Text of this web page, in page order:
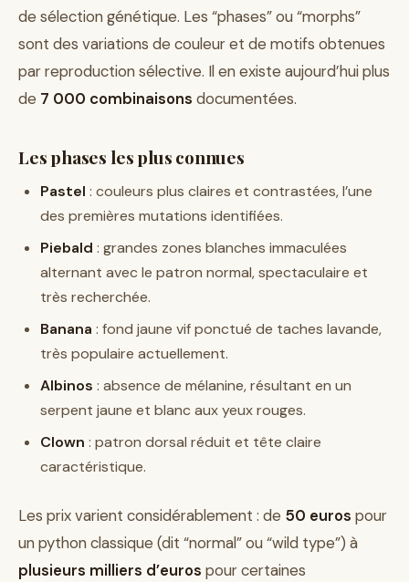
de sélection génétique. Les “phases” ou “morphs”
sont des variations de couleur et de motifs obtenues
par reproduction sélective. Il en existe aujourd’hui plus
de 7 000 combinaisons documentées.
Les phases les plus connues
Pastel : couleurs plus claires et contrastées, l’une
des premières mutations identifiées.
Piebald : grandes zones blanches immaculées
alternant avec le patron normal, spectaculaire et
très recherchée.
Banana : fond jaune vif ponctué de taches lavande,
très populaire actuellement.
Albinos : absence de mélanine, résultant en un
serpent jaune et blanc aux yeux rouges.
Clown : patron dorsal réduit et tête claire
caractéristique.
Les prix varient considérablement : de 50 euros pour
un python classique (dit “normal” ou “wild type”) à
plusieurs milliers d’euros pour certaines